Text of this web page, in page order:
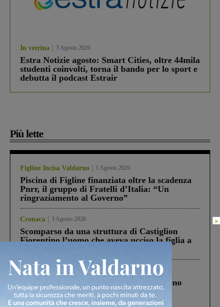
In vetrina 3 Agosto 2026
Estra Notizie agosto: Smart Cities, oltre 44mila
studenti coinvolti, torna il bando per lo sport e
debutta il podcast Estrair
Più lette
Figline Incisa Valdarno 1 Agosto 2026
Piscina di Figline finanziata oltre la scadenza
Pnrr, il gruppo di Fratelli d’Italia: “Un
ringraziamento al Governo”
Cronaca 3 Agosto 2026
Scomparso da una struttura di Castiglion
Fiorentino l’uomo che aveva ucciso la figlia a
Cronaca 4 Agosto 2026
Un anno fa la strage in A1 in cui morirono
Gianni, Giulia e Franco. Lo schianto, il
processo, lo stop ai sorpassi fra tir....
×